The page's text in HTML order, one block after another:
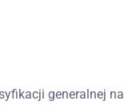
generalnej na